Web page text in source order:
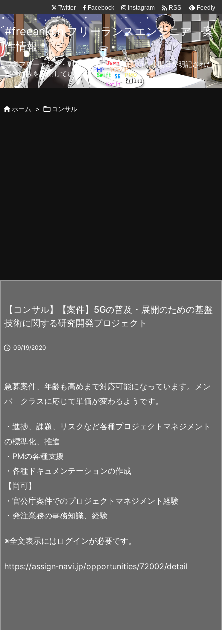
Twitter Facebook Instagram  RSS Feedly
#freeanken フリーランスエンジニア 案
件情報
専業フリーランス・副業向け案件を毎日更新！公開日が明記された
案件のみを公開しています。
ホーム >  コンサル
【コンサル】【案件】5Gの普及・展開のための基盤
技術に関する研究開発プロジェクト
 09/19/2020
急募案件、年齢も高めまで対応可能になっています。メン
バークラスに応じて単価が変わるようです。
・進捗、課題、リスクなど各種プロジェクトマネジメント
の標準化、推進
・PMの各種支援
・各種ドキュメンテーションの作成
【尚可】
・官公庁案件でのプロジェクトマネジメント経験
・発注業務の事務知識、経験
※全文表示にはログインが必要です。
https://assign-navi.jp/opportunities/72002/detail